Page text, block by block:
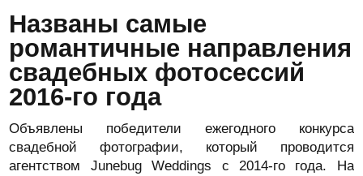
Названы самые
романтичные направления
свадебных фотосессий
2016-го года
Объявлены победители ежегодного конкурса
свадебной фотографии, который проводится
агентством Junebug Weddings с 2014-го года. На